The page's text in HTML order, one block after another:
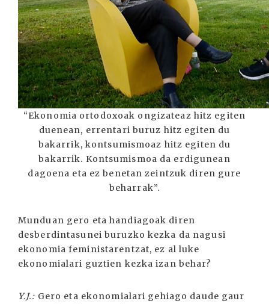
“Ekonomia ortodoxoak ongizateaz hitz egiten
duenean, errentari buruz hitz egiten du
bakarrik, kontsumismoaz hitz egiten du
bakarrik. Kontsumismoa da erdigunean
dagoena eta ez benetan zeintzuk diren gure
beharrak”.
Munduan gero eta handiagoak diren
desberdintasunei buruzko kezka da nagusi
ekonomia feministarentzat, ez al luke
ekonomialari guztien kezka izan behar?
Y.J.: Gero eta ekonomialari gehiago daude gaur